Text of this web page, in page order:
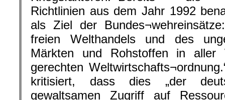
Richtlinien aus dem Jahr 1992
als Ziel der
freien Welthandels und des
Märkten und Rohstoffen in
gerechten
kritisiert, dass dies „der
gewaltsamen Zugriff auf